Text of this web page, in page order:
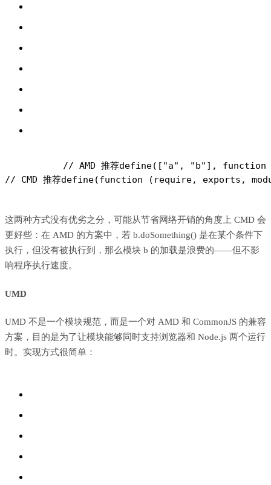
// AMD 推荐define(["a", "b"],
// CMD 推荐define(function (require, exports,
这两种方式没有优劣之分，可能从节省网络开销的角度上 CMD 会
更好些：在 AMD 的方案中，若 b.doSomething() 是在某个条件下
执行，但没有被执行到，那么模块 b 的加载是浪费的——但不影
响程序执行速度。
UMD
UMD 不是一个模块规范，而是一个对 AMD 和 CommonJS 的兼容
方案，目的是为了让模块能够同时支持浏览器和 Node.js 两个运行
时。实现方式很简单：